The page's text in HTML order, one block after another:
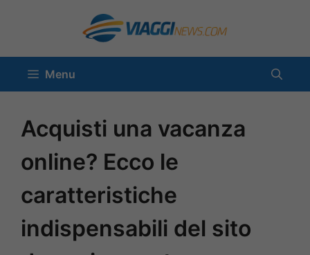
contenuto
Menu
Acquisti una vacanza
online? Ecco le
caratteristiche
indispensabili del sito